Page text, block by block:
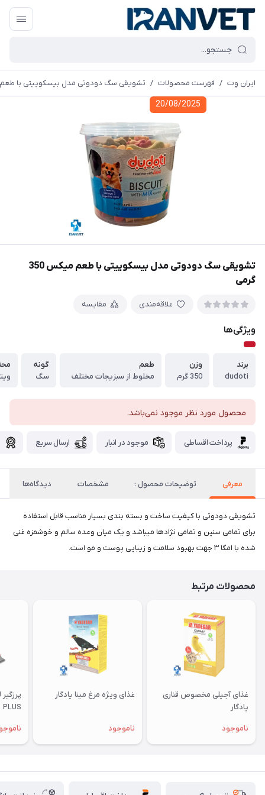
ایران وِت / فهرست محصولات / تشویقی سگ دودوتی مدل بیسکوییتی با طعم میکس
20/08/2025
تشویقی سگ دودوتی مدل بیسکوییتی با طعم میکس 350
گرمی
علاقه‌مندی مقایسه
ویژگی‌ها
برند
dudoti
وزن
350 گرم
طعم
مخلوط از سبزیجات مختلف
گونه
سگ
محصول مورد نظر موجود نمی‌باشد.
پرداخت اقساطی موجود در انبار ارسال سریع
معرفی توضیحات محصول : مشخصات دیدگاه‌ها
تشویقی دودوتی با کیفیت ساخت و بسته بندی بسیار مناسب قابل استفاده
برای تمامی سنین و تمامی نژادها میباشد و یک میان وعده سالم و خوشمزه غنی
شده با امگا ۳ جهت بهبود سلامت و زیبایی پوست و مو است.
محصولات مرتبط
غذای آجیلی مخصوص قناری
یادگار
ناموجود
غذای ویژه مرغ مینا یادگار
ناموجود
PLUS